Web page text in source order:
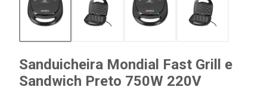
Sanduicheira Mondial Fast Grill e
Sandwich Preto 750W 220V